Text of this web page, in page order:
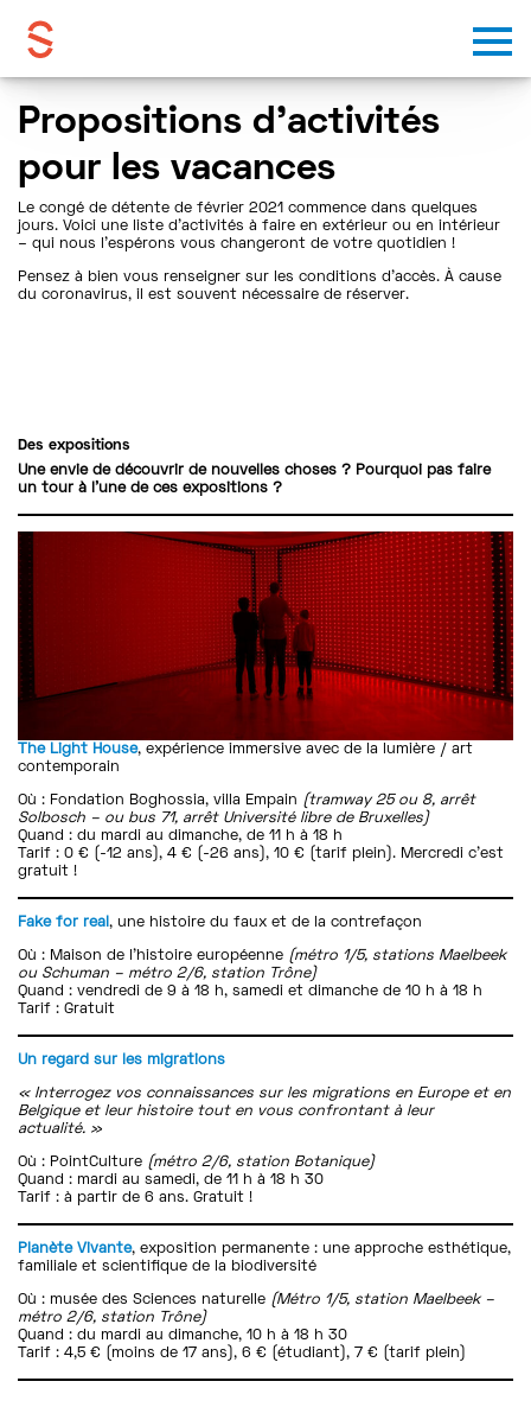
Propositions d’activités
pour les vacances
Le congé de détente de février 2021 commence dans quelques
jours. Voici une liste d’activités à faire en extérieur ou en intérieur
– qui nous l’espérons vous changeront de votre quotidien !
Pensez à bien vous renseigner sur les conditions d’accès. À cause
du coronavirus, il est souvent nécessaire de réserver.
Des expositions
Une envie de découvrir de nouvelles choses ? Pourquoi pas faire
un tour à l’une de ces expositions ?
The Light House, expérience immersive avec de la lumière / art
contemporain
Où : Fondation Boghossia, villa Empain (tramway 25 ou 8, arrêt
Solbosch – ou bus 71, arrêt Université libre de Bruxelles)
Quand : du mardi au dimanche, de 11 h à 18 h
Tarif : 0 € (-12 ans), 4 € (-26 ans), 10 € (tarif plein). Mercredi c’est
gratuit !
Fake for real , une histoire du faux et de la contrefaçon
Où : Maison de l’histoire européenne (métro 1/5, stations Maelbeek
ou Schuman – métro 2/6, station Trône)
Quand : vendredi de 9 à 18 h, samedi et dimanche de 10 h à 18 h
Tarif : Gratuit
Un regard sur les migrations
« Interrogez vos connaissances sur les migrations en Europe et en
Belgique et leur histoire tout en vous confrontant à leur
actualité. »
Où : PointCulture (métro 2/6, station Botanique)
Quand : mardi au samedi, de 11 h à 18 h 30
Tarif : à partir de 6 ans. Gratuit !
Planète Vivante, exposition permanente : une approche esthétique,
familiale et scientifique de la biodiversité
Où : musée des Sciences naturelle (Métro 1/5, station Maelbeek –
métro 2/6, station Trône)
Quand : du mardi au dimanche, 10 h à 18 h 30
Tarif : 4,5 € (moins de 17 ans), 6 € (étudiant), 7 € (tarif plein)